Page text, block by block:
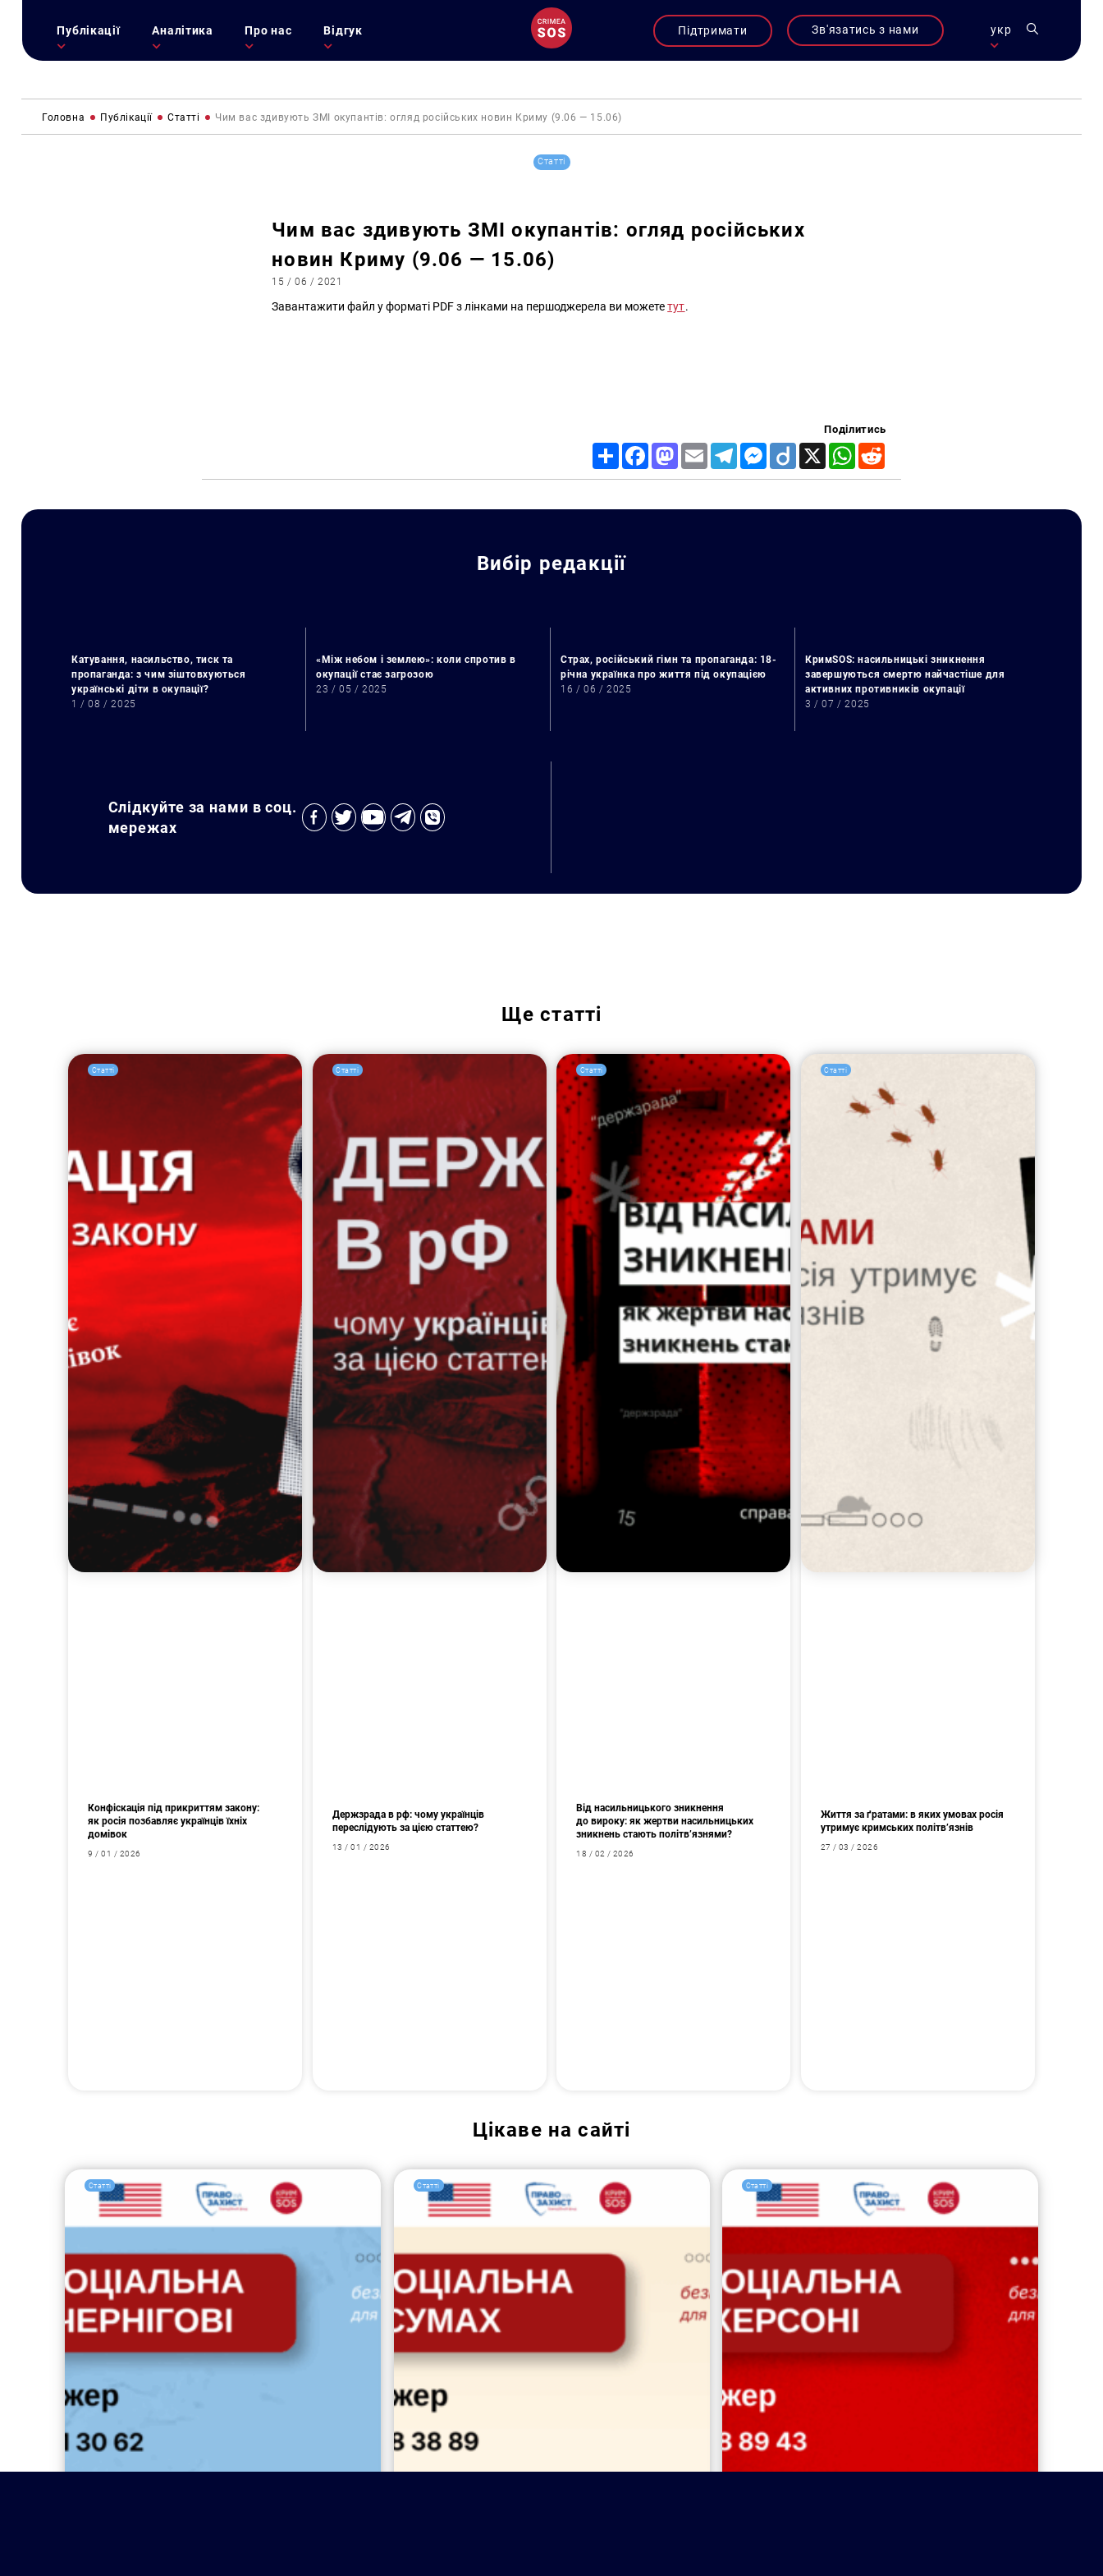
Публікації Аналітика Про нас Відгук Підтримати Зв'язатись з нами укр
Пошук за запитом:
Головна Публікації Статті Чим вас здивують ЗМІ окупантів: огляд російських новин Криму (9.06 — 15.06)
Статті
Чим вас здивують ЗМІ окупантів: огляд російських
новин Криму (9.06 — 15.06)
15 / 06 / 2021
Завантажити файл у форматі PDF з лінками на першоджерела ви можететут.
Поділитись
Share FacebookMastodon
Email TelegramMessenger
Diigo X WhatsApp
Вибір редакції
Катування, насильство, тиск та
пропаганда: з чим зіштовхуються
українські діти в окупації?
1 / 08 / 2025
«Між небом і землею»: коли спротив в
окупації стає загрозою
23 / 05 / 2025
Страх, російський гімн та пропаганда: 18-
річна українка про життя під окупацією
16 / 06 / 2025
КримSOS: насильницькі зникнення
завершуються смертю найчастіше для
активних противників окупації
3 / 07 / 2025
Слідкуйте за нами в соц.
мережах
Щестатті
Статті
Конфіскація під прикриттям закону:
як росія позбавляє українців їхніх
домівок
9 / 01 / 2026
Статті
Держзрада в рф: чому українців
переслідують за цією статтею?
13 / 01 / 2026
Статті
Від насильницького зникнення
до вироку: як жертви насильницьких
зникнень стають політв’язнями?
18 / 02 / 2026
Статті
Життя за ґратами: в яких умовах росія
утримує кримських політв’язнів
27 / 03 / 2026
Цікаве на сайті
Статті Статті Статті